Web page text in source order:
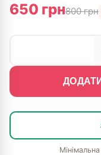
650 грн800 грн